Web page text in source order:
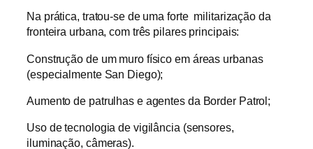
Na prática, tratou-se de uma forte militarização da
fronteira urbana, com três pilares principais:
Construção de um muro físico em áreas urbanas
(especialmente San Diego);
Aumento de patrulhas e agentes da Border Patrol;
Uso de tecnologia de vigilância (sensores,
iluminação, câmeras).